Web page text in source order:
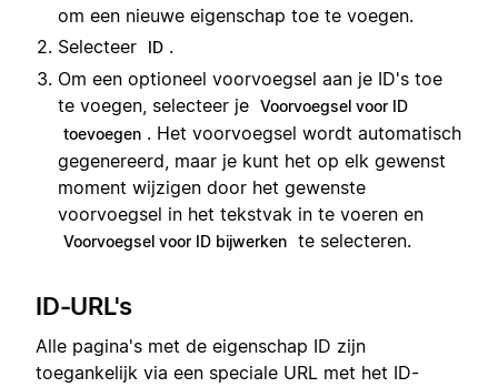
om een nieuwe eigenschap toe te voegen.
Selecteer
ID .
Om een optioneel voorvoegsel aan je ID's toe
te voegen, selecteer je Voorvoegsel voor ID
toevoegen . Het voorvoegsel wordt automatisch
gegenereerd, maar je kunt het op elk gewenst
moment wijzigen door het gewenste
voorvoegsel in het tekstvak in te voeren en
Voorvoegsel voor ID bijwerken te selecteren.
ID-URL's
Alle pagina's met de eigenschap ID zijn
toegankelijk via een speciale URL met het ID-